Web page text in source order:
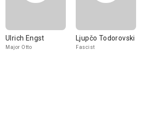
Ulrich Engst
Major Otto
Ljupčo Todorovski
Fascist